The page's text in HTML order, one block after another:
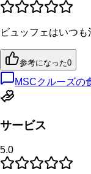
ビュッフェはいつ
参考になった0
MSCクルーズの
サービス
5.0